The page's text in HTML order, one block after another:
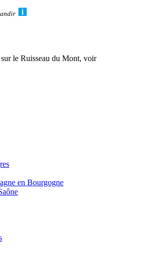
le Ruisseau du Mont, voir
en Bourgogne